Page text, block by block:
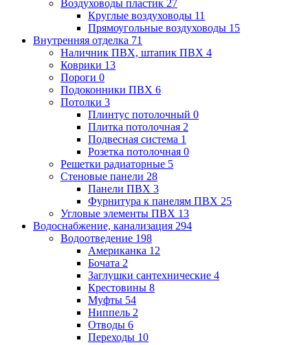
Воздуховоды пластик 27
Круглые воздуховоды 11
Прямоугольные воздуховоды 15
Внутренняя отделка 71
Наличник ПВХ, штапик ПВХ 4
Коврики 13
Пороги 0
Подоконники ПВХ 6
Потолки 3
Плинтус потолочный 0
Плитка потолочная 2
Подвесная система 1
Розетка потолочная 0
Решетки радиаторные 5
Стеновые панели 28
Панели ПВХ 3
Фурнитура к панелям ПВХ 25
Угловые элементы ПВХ 13
Водоснабжение, канализация 294
Водоотведение 198
Американка 12
Бочата 2
Заглушки сантехнические 4
Крестовины 8
Муфты 54
Ниппель 2
Отводы 6
Переходы 10